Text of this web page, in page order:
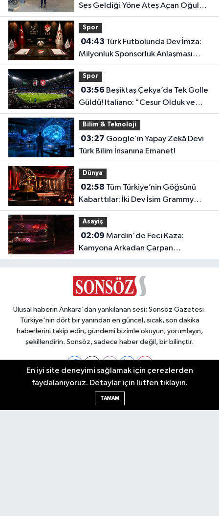
Ses Geldiği Yöne Ateş Açan Oğul
Babasını Öldürdü!
Spor
04:43
Milyonluk Sponsorluk Anlaşması
Uzatıldı!
Spor
03:56
Güldü! Italiano: "Cesur Olduk ve
Karşılığını Aldık"
Bilim & Teknoloji
03:27
Türk Bilim İnsanına Emanet!
Dünya
02:58
Kabarttılar: İki Dev İsim Grammy
Jürisine Seçildi!
Asayiş
02:09
Kamyona Arkadan Çarpan
Otomobilde 1 Ölü, 2 Ağır Yaralı
Ulusal haberin Ankara'dan yankılanan sesi: Sonsöz Gazetesi.
Türkiye'nin dört bir yanından en güncel, sıcak, son dakika
haberlerini takip edin, gündemi bizimle okuyun, yorumlayın,
şekillendirin. Sonsöz, sadece haber değil, bir bilinçtir.
Ankara Nöbetçi Eczaneler
En iyi site deneyimi sağlamak için çerezlerden
faydalanıyoruz. Detaylar için lütfen tıklayın.
TAMAM